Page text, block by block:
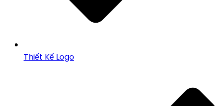
Thiết Kế Logo